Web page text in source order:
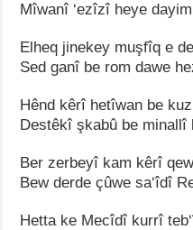
Mîwanî ‘ezîzî heye
Elheq jinekey muşfîq e
Sed ganî be rom dawe
Hênd kêrî hetîwan be
Destêkî şkabû be minallî
Ber zerbeyî kam kêrî
Bew derde çûwe sa‘îdî
Hetta ke Mecîdî kurrî